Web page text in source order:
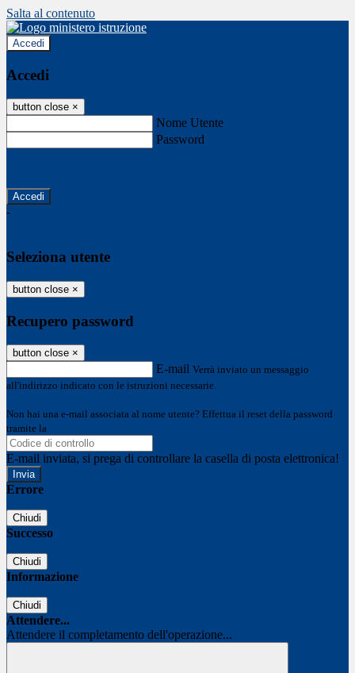
Salta al contenuto
Accedi
Accedi
button close ×
Nome Utente
Password
-
Seleziona utente
button close ×
Recupero password
button close ×
E-mail Verrà inviato un messaggio
all'indirizzo indicato con le istruzioni necessarie.
Non hai una e-mail associata al nome utente? Effettua il reset della password
tramite la
E-mail inviata, si prega di controllare la casella di posta elettronica!
Errore
Chiudi
Successo
Chiudi
Informazione
Chiudi
Attendere...
Attendere il completamento dell'operazione...